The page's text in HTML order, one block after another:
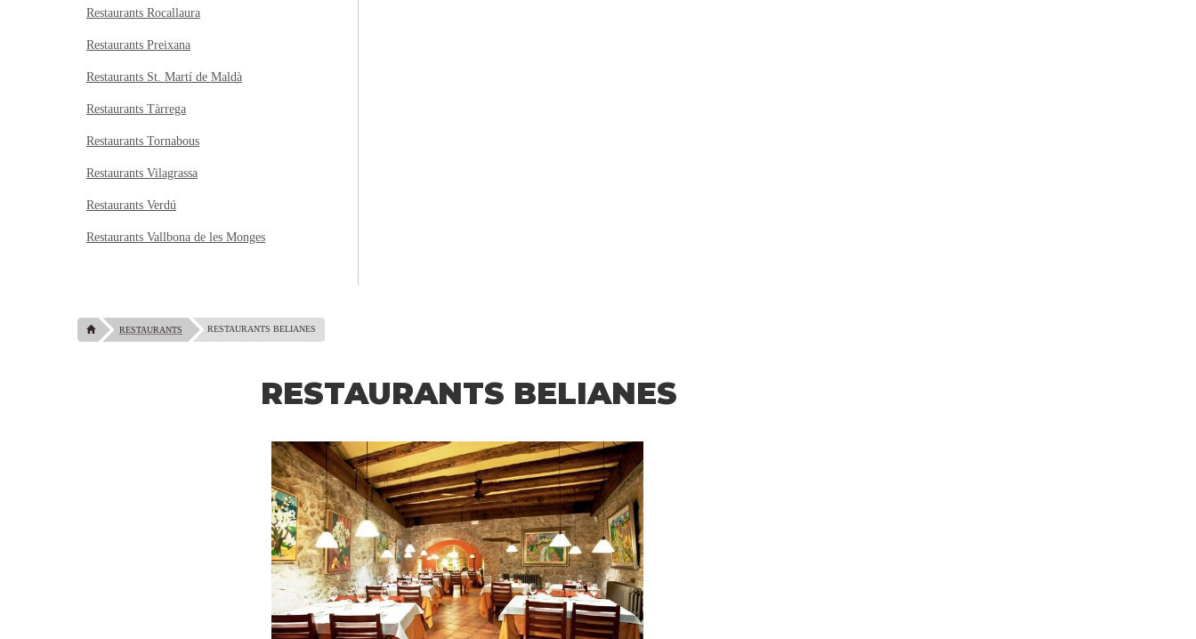
Restaurants Rocallaura
Restaurants Preixana
Restaurants St. Martí de Maldà
Restaurants Tàrrega
Restaurants Tornabous
Restaurants Vilagrassa
Restaurants Verdú
Restaurants Vallbona de les Monges
RESTAURANTS RESTAURANTS BELIANES
RESTAURANTS BELIANES